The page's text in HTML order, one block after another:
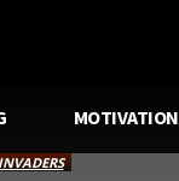
MOTIVATION